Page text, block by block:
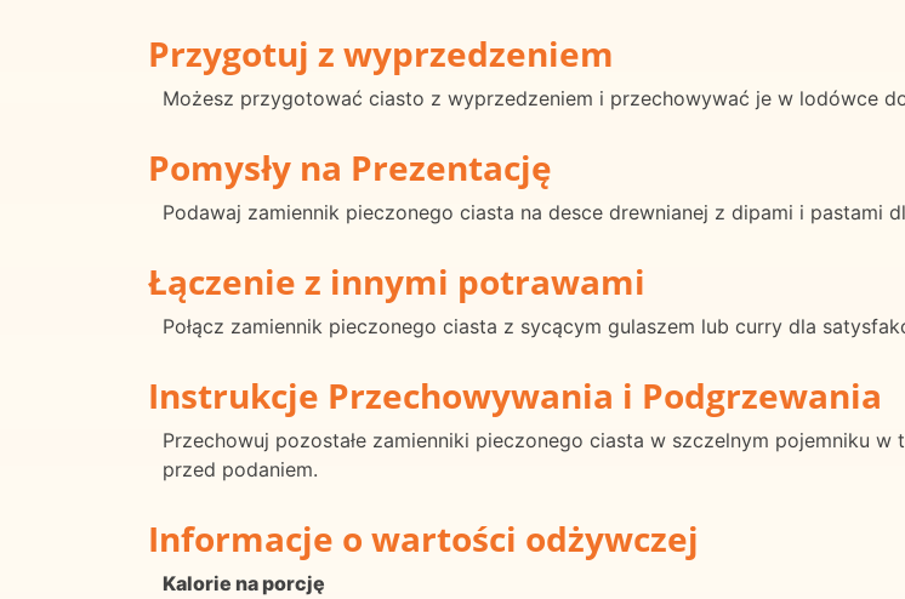
Przygotuj z wyprzedzeniem
Możesz przygotować ciasto z wyprzedzeniem i przechowywać je w lodówce
Pomysły na Prezentację
Podawaj zamiennik pieczonego ciasta na desce drewnianej z dipami i pastami
Łączenie z innymi potrawami
Połącz zamiennik pieczonego ciasta z sycącym gulaszem lub curry dla
Instrukcje Przechowywania i Podgrzewania
Przechowuj pozostałe zamienniki pieczonego ciasta w szczelnym pojemniku
przed podaniem.
Informacje o wartości odżywczej
Kalorie na porcję